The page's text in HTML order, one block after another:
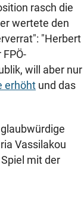
rasch die
wertete den
"Herbert
will aber nur
erhöht und das
Vassilakou
mit der